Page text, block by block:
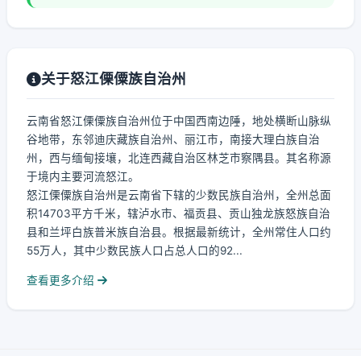
关于怒江傈僳族自治州
云南省怒江傈僳族自治州位于中国西南边陲，地处横断山脉纵
谷地带，东邻迪庆藏族自治州、丽江市，南接大理白族自治
州，西与缅甸接壤，北连西藏自治区林芝市察隅县。其名称源
于境内主要河流怒江。
怒江傈僳族自治州是云南省下辖的少数民族自治州，全州总面
积14703平方千米，辖泸水市、福贡县、贡山独龙族怒族自治
县和兰坪白族普米族自治县。根据最新统计，全州常住人口约
55万人，其中少数民族人口占总人口的92...
查看更多介绍